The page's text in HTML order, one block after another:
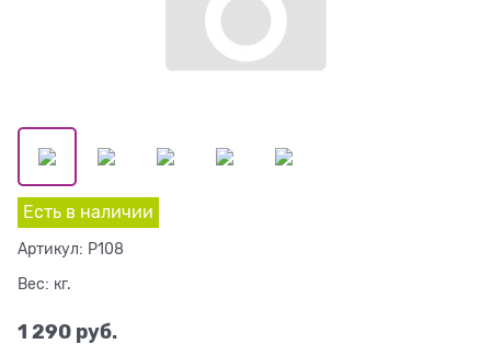
Есть в наличии
Артикул: P108
Вес: кг.
1 290 руб.